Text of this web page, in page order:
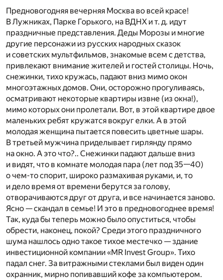
Предновогодняя вечерняя Москва во всей красе!
В Лужниках, Парке Горького, на ВДНХ и т. д. идут
праздничные представления. Деды Морозы и многие
другие персонажи из русских народных сказок
и советских мультфильмов, знакомые всем с детства,
привлекают внимание жителей и гостей столицы. Ночь,
снежинки, тихо кружась, падают вниз мимо окон
многоэтажных домов. Они, осторожно прогуливаясь,
осматривают некоторые квартиры извне (из окна!),
мимо которых они пролетали. Вот, в этой квартире двое
маленьких ребят кружатся вокруг елки. А в этой
молодая женщина пытается повесить цветные шары.
В третьей мужчина приделывает гирлянду прямо
на окно. А это что?.. Снежинки падают дальше вниз
и видят, что в комнате молодая пара (лет под 35—40)
о чем-то спорит, широко размахивая руками, и, то
и дело время от времени берутся за голову,
отворачиваются друг от друга, и все начинается заново.
Ясно — скандал в семье! И это в предновогоднее время!
Так, куда бы теперь можно было опуститься, чтобы
обрести, наконец, покой? Среди этого праздничного
шума нашлось одно такое тихое местечко — здание
инвестиционной компании «MR Invest Group». Тихо
падал снег. За витражными стеклами был виден один
охранник, мирно попивавший кофе за компьютером.